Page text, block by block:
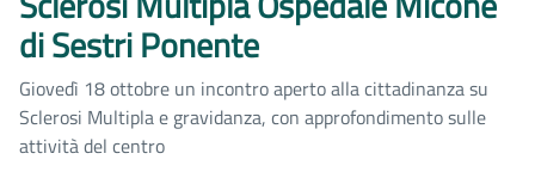
di Sestri Ponente
Giovedì 18 ottobre un incontro aperto alla cittadinanza su
Sclerosi Multipla e gravidanza, con approfondimento sulle
attività del centro